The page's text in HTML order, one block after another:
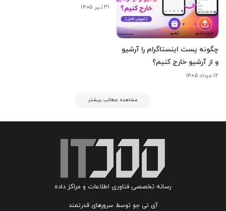
چگونه پست اینستاگرام را آرشیو
و از آرشیو خارج کنیم؟
۱۲ مرداد ۱۴۰۵
۳۱ تیر ۱۴۰۵
مشاهده مطالب بیشتر
رسانه تخصصی فناوری اطلاعات و مراکز داده
آی تی جو توسط سرورهای قدرتمند